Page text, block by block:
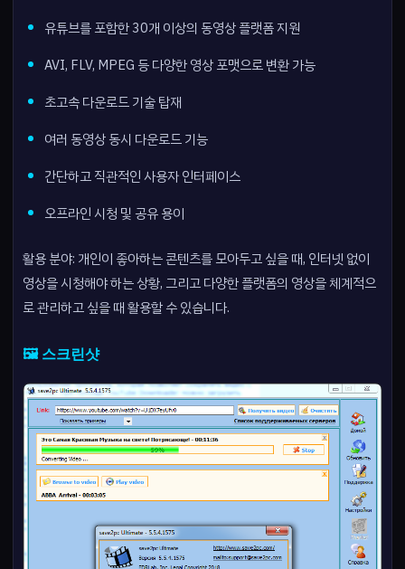
유튜브를 포함한 30개 이상의 동영상 플랫폼 지원
AVI, FLV, MPEG 등 다양한 영상 포맷으로 변환 가능
초고속 다운로드 기술 탑재
여러 동영상 동시 다운로드 기능
간단하고 직관적인 사용자 인터페이스
오프라인 시청 및 공유 용이
활용 분야: 개인이 좋아하는 콘텐츠를 모아두고 싶을 때, 인터넷 없이
영상을 시청해야 하는 상황, 그리고 다양한 플랫폼의 영상을 체계적으
로 관리하고 싶을 때 활용할 수 있습니다.
🖼️ 스크린샷